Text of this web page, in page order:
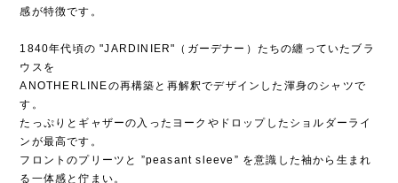
感が特徴です。
1840年代頃の "JARDINIER"（ガーデナー）たちの纏っていたブラ
ウスを
ANOTHERLINEの再構築と再解釈でデザインした渾身のシャツで
す。
たっぷりとギャザーの入ったヨークやドロップしたショルダーライ
ンが最高です。
フロントのプリーツと ”peasant sleeve” を意識した袖から生まれ
る一体感と佇まい。